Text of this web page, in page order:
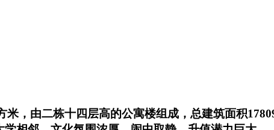
，由二栋十四层高的公寓楼组成，总建筑面积